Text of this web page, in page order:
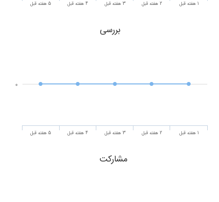
5 هفته قبل 4 هفته قبل 3 هفته قبل 2 هفته قبل 1 هفته قبل
5 هفته قبل 4 هفته قبل 3 هفته قبل 2 هفته قبل 1 هفته قبل
0
بررسی
مشارکت